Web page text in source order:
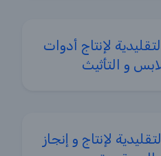
لإنتاج أدوات
لإنتاج و إنجاز